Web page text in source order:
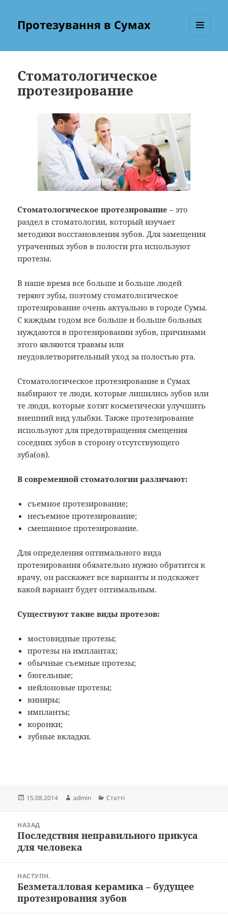
Протезування в Сумах
Стоматологическое
протезирование
Стоматологическое протезирование – это
раздел в стоматологии, который изучает
методики восстановления зубов. Для замещения
утраченных зубов в полости рта используют
протезы.
В наше время все больше и больше людей
теряют зубы, поэтому стоматологическое
протезирование очень актуально в городе Сумы.
С каждым годом все больше и больше больных
нуждаются в протезировании зубов, причинами
этого являются травмы или
неудовлетворительный уход за полостью рта.
Стоматологическое протезирование в Сумах
выбирают те люди, которые лишились зубов или
те люди, которые хотят косметически улучшить
внешний вид улыбки. Также протезирование
используют для предотвращения смещения
соседних зубов в сторону отсутствующего
зуба(ов).
В современной стоматологии различают:
съемное протезирование;
несъемное протезирование;
смешанное протезирование.
Для определения оптимального вида
протезирования обязательно нужно обратится к
врачу, он расскажет все варианты и подскажет
какой вариант будет оптимальным.
Существуют такие виды протезов:
мостовидные протезы;
протезы на имплантах;
обычные съемные протезы;
бюгельные;
нейлоновые протезы;
виниры;
импланты;
коронки;
зубные вкладки.
Опубліковано
15.08.2014 Автор
admin Категорії
Статті
записівНАЗАД
Попередній
запис:
Последствия неправильного прикуса
для человека
НАСТУПН.
Наступний
запис:
Безметалловая керамика – будущее
протезирования зубов